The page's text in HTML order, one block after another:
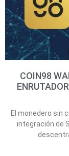
COIN98
El monedero sin
integración de